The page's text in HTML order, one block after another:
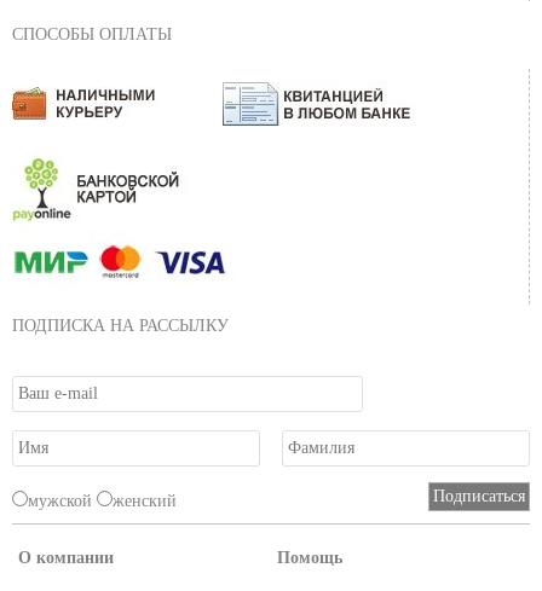
СПОСОБЫ ОПЛАТЫ
ПОДПИСКА НА РАССЫЛКУ
мужской женский
О компании Помощь